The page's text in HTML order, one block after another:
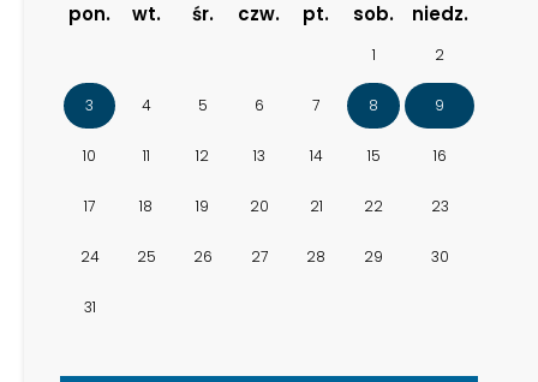
pon. wt. śr. czw. pt. sob. niedz.
1 2
3 4 5 6 7 8 9
10 11 12 13 14 15 16
17 18 19 20 21 22 23
24 25 26 27 28 29 30
31